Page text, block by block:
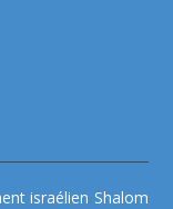
israélien Shalom